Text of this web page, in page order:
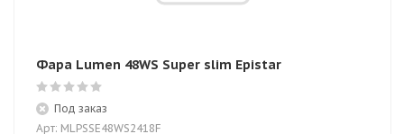
Фара Lumen 48WS Super slim Epistar
Под заказ
Арт: MLPSSE48WS2418F